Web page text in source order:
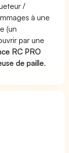
/
à une
(un
par une
RC PRO
de paille.